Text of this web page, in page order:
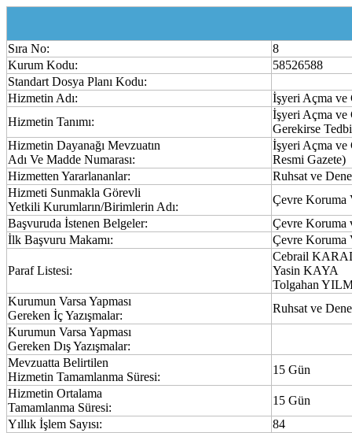
Sıra No:
8
Kurum Kodu:
58526588
Standart Dosya Planı Kodu:
Hizmetin Adı:
İşyeri Açma ve
Hizmetin Tanımı:
İşyeri Açma ve
Gerekirse
Hizmetin Dayanağı Mevzuatın
Adı Ve Madde Numarası:
İşyeri Açma ve
Resmi Gazete)
Hizmetten Yararlananlar:
Ruhsat ve
Hizmeti Sunmakla Görevli
Yetkili Kurumların/Birimlerin Adı:
Çevre Koruma
Başvuruda İstenen Belgeler:
Çevre Koruma
İlk Başvuru Makamı:
Çevre Koruma
Paraf Listesi:
Cebrail
Yasin KAYA
Tolgahan
Kurumun Varsa Yapması
Gereken İç Yazışmalar:
Ruhsat ve
Kurumun Varsa Yapması
Gereken Dış Yazışmalar:
Mevzuatta Belirtilen
Hizmetin Tamamlanma Süresi:
15 Gün
Hizmetin Ortalama
Tamamlanma Süresi:
15 Gün
Yıllık İşlem Sayısı:
84